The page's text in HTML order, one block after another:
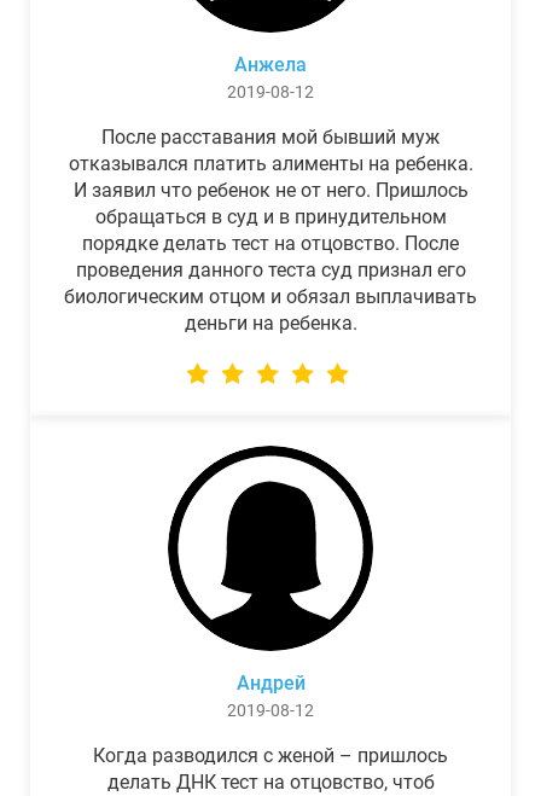
Анжела
2019-08-12
После расставания мой бывший муж
отказывался платить алименты на ребенка.
И заявил что ребенок не от него. Пришлось
обращаться в суд и в принудительном
порядке делать тест на отцовство. После
проведения данного теста суд признал его
биологическим отцом и обязал выплачивать
деньги на ребенка.
Андрей
2019-08-12
Когда разводился с женой – пришлось
делать ДНК тест на отцовство, чтоб